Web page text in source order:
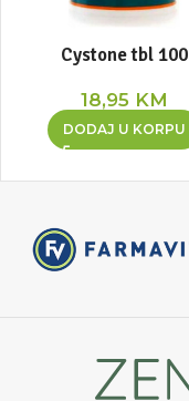
Cystone tbl 100
18,95 KM
DODAJ U KORPU